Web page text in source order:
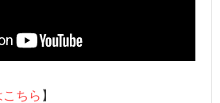
ちら 】